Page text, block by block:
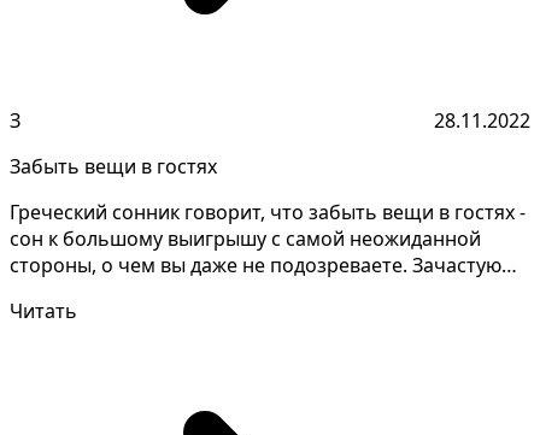
З
28.11.2022
Забыть вещи в гостях
Греческий сонник говорит, что забыть вещи в гостях -
сон к большому выигрышу с самой неожиданной
стороны, о чем вы даже не подозреваете. Зачастую
Читать